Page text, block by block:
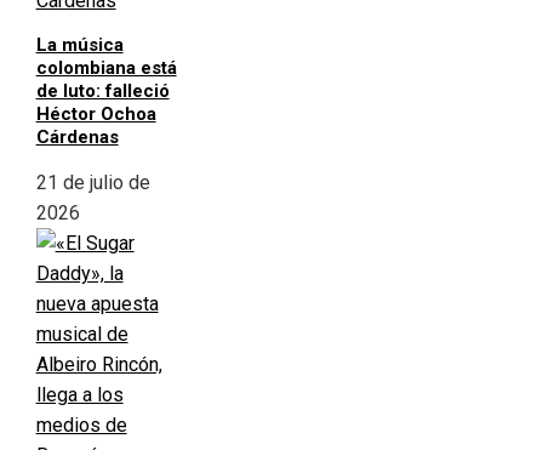
La música
colombiana está
de luto: falleció
Héctor Ochoa
Cárdenas
21 de julio de
2026